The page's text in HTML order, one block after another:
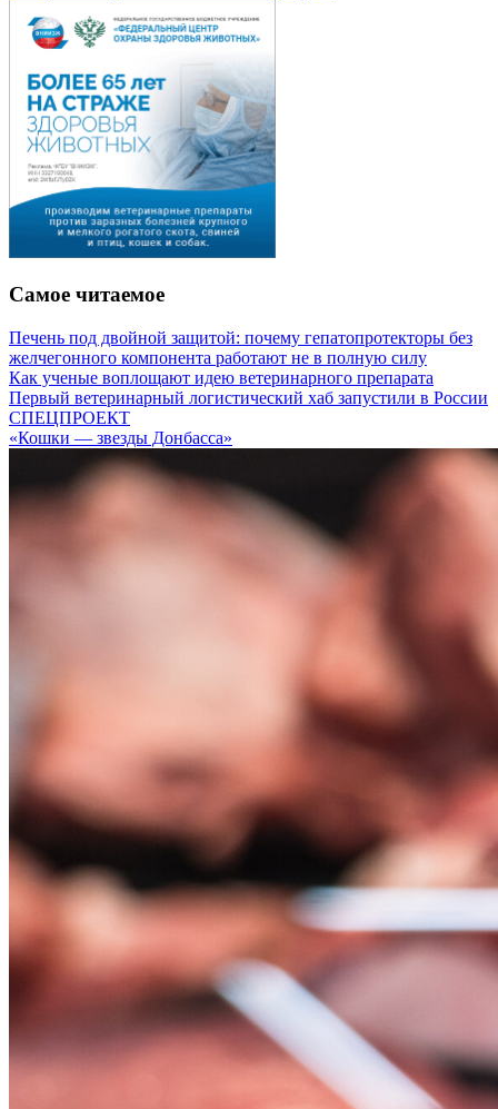
Самое читаемое
Печень под двойной защитой: почему гепатопротекторы без
желчегонного компонента работают не в полную силу
Как ученые воплощают идею ветеринарного препарата
Первый ветеринарный логистический хаб запустили в России
СПЕЦПРОЕКТ
«Кошки — звезды Донбасса»